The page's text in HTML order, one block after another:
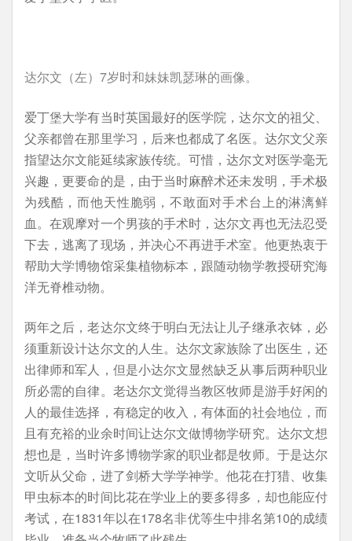
达尔文（左）7岁时和妹妹凯瑟琳的画像。
爱丁堡大学有当时英国最好的医学院，达尔文的祖父、
父亲都曾在那里学习，后来也都成了名医。达尔文父亲
指望达尔文能延续家族传统。可惜，达尔文对医学毫无
兴趣，更要命的是，由于当时麻醉术还未发明，手术极
为残酷，而他天性脆弱，不敢面对手术台上的淋漓鲜
血。在观摩对一个男孩的手术时，达尔文再也无法忍受
下去，逃离了现场，并决心不再进手术室。他更热衷于
帮助大学博物馆采集植物标本，跟随动物学教授研究海
洋无脊椎动物。
两年之后，老达尔文终于明白无法让儿子继承衣钵，必
须重新设计达尔文的人生。达尔文家族除了出医生，还
出律师和军人，但是小达尔文显然缺乏从事后两种职业
所必需的自律。老达尔文觉得当教区牧师是游手好闲的
人的最佳选择，有稳定的收入，有体面的社会地位，而
且有充裕的业余时间让达尔文做博物学研究。达尔文想
想也是，当时许多博物学家的职业都是牧师。于是达尔
文听从父命，进了剑桥大学学神学。他花在打猎、收集
甲虫标本的时间比花在学业上的要多得多，却也能应付
考试，在1831年以在178名非优等生中排名第10的成绩